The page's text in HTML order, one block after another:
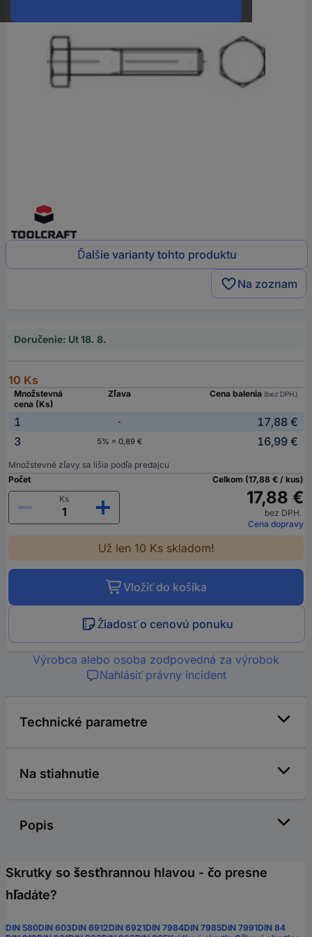
Ďalšie varianty tohto produktu
Na zoznam
Doručenie: Ut 18. 8.
10 Ks
Množstevná
cena (Ks)
Zľava Cena balenia (bez DPH.)
1 -
17,88 €
3
5% = 0,89 € 16,99 €
Množstevné zľavy sa líšia podľa predajcu
Počet
Ks
Celkom (17,88 € / kus)
17,88 €
bez DPH.
Cena dopravy
Už len 10 Ks skladom!
Vložiť do košíka
Žiadosť o cenovú ponuku
Výrobca alebo osoba zodpovedná za výrobok
Nahlásiť právny incident
Technické parametre
Na stiahnutie
Popis
Skrutky so šesťhrannou hlavou - čo presne
hľadáte?
DIN 580DIN 603DIN 6912DIN 6921DIN 7984DIN 7985DIN 7991DIN 84